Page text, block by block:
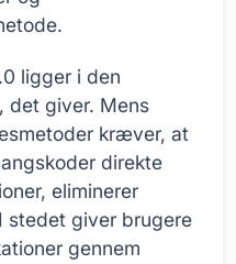
ligger i den
det giver. Mens
kræver, at
direkte
eliminerer
stedet giver brugere
gennem